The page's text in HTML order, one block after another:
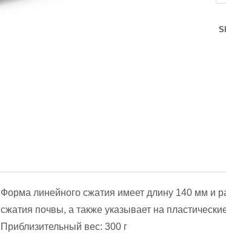
Форма линейного сжатия имеет длину 140 мм и
сжатия почвы, а также указывает на
Приблизительный вес: 300 г